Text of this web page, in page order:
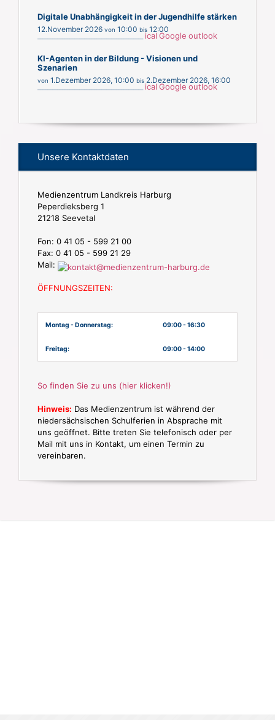
Digitale Unabhängigkeit in der Jugendhilfe stärken
12.November 2026 von 10:00 bis 12:00
ical Google outlook
KI-Agenten in der Bildung - Visionen und
Szenarien
von 1.Dezember 2026, 10:00 bis 2.Dezember 2026, 16:00
ical Google outlook
Unsere Kontaktdaten
Medienzentrum Landkreis Harburg
Peperdieksberg 1
21218 Seevetal
Fon: 0 41 05 - 599 21 00
Fax: 0 41 05 - 599 21 29
Mail:
ÖFFNUNGSZEITEN:
Montag - Donnerstag: 09:00 - 16:30
Freitag: 09:00 - 14:00
So finden Sie zu uns (hier klicken!)
Hinweis: Das Medienzentrum ist während der
niedersächsischen Schulferien in Absprache mit
uns geöffnet. Bitte treten Sie telefonisch oder per
Mail mit uns in Kontakt, um einen Termin zu
vereinbaren.